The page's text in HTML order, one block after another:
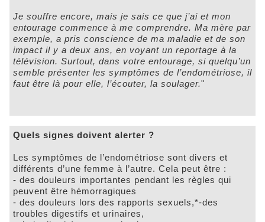
Je souffre encore, mais je sais ce que j’ai et mon
entourage commence à me comprendre. Ma mère par
exemple, a pris conscience de ma maladie et de son
impact il y a deux ans, en voyant un reportage à la
télévision. Surtout, dans votre entourage, si quelqu’un
semble présenter les symptômes de l’endométriose, il
faut être là pour elle, l’écouter, la soulager."
Quels signes doivent alerter ?
Les symptômes de l’endométriose sont divers et
différents d’une femme à l’autre. Cela peut être :
- des douleurs importantes pendant les règles qui
peuvent être hémorragiques
- des douleurs lors des rapports sexuels,*-des
troubles digestifs et urinaires,